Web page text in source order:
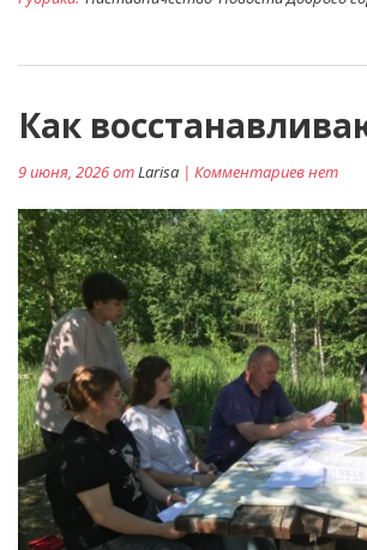
Как
9 июня, 2026 отLarisa | Комментариев нет